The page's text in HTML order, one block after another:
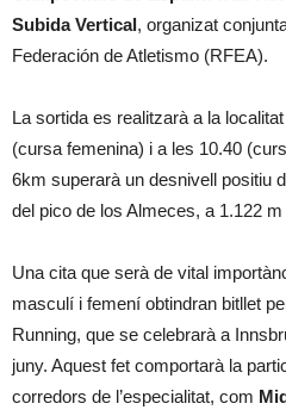
Subida Vertical, organizat
Federación de Atletismo (RFEA).
La sortida es realitzarà a la
(cursa femenina) i a les 10.40
6km superarà un desnivell positiu
del pico de los Almeces, a 1.122 m
Una cita que serà de vital
masculí i femení obtindran bitllet
Running, que se celebrarà a
juny. Aquest fet comportarà la
corredors de l’especialitat, com